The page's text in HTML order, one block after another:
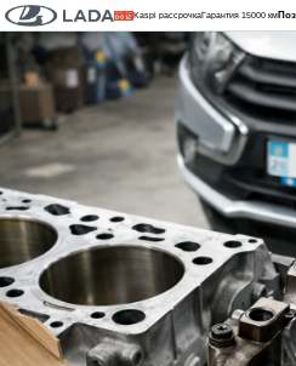
Kaspi рассрочкаГарантия 15000 км